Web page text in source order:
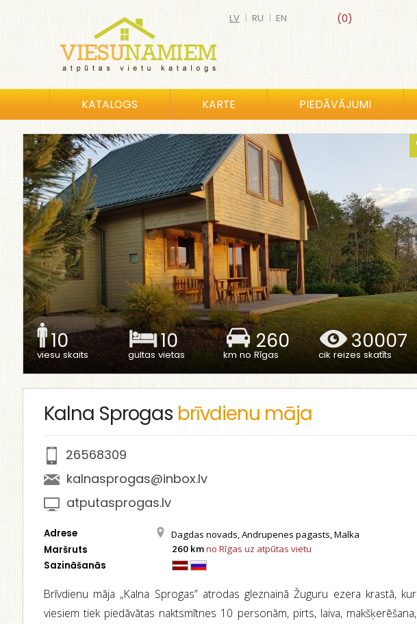
(0)
LV | RU | EN
KATALOGS KARTE PIEDĀVĀJUMI
10
viesu skaits
10
gultas vietas
260
km no Rīgas
30007
cik reizes skatīts
Kalna Sprogas brīvdienu māja
26568309
kalnasprogas@inbox.lv
atputasprogas.lv
Adrese Dagdas novads, Andrupenes pagasts, Malka
Maršruts 260 kmno Rīgas uz atpūtas vietu
Sazināšanās
Brīvdienu māja „Kalna Sprogas” atrodas gleznainā Žuguru ezera krastā, kur
viesiem tiek piedāvātas naktsmītnes 10 personām, pirts, laiva, makšķerēšana,